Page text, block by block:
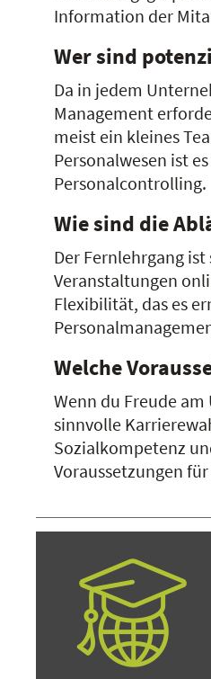
Information der
Wer sind
Da in jedem
Management
meist ein kleines
Personalwesen ist
Personalcontrolling.
Wie sind die
Der Fernlehrgang
Veranstaltungen
Flexibilität, das es
Welche
Wenn du Freude
sinnvolle
Sozialkompetenz
Voraussetzungen